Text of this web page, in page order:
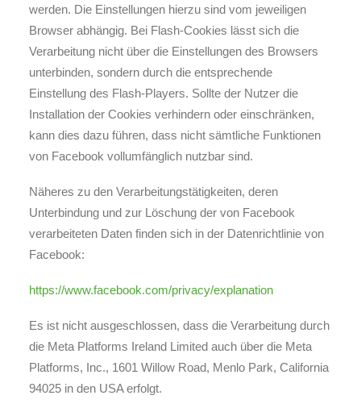
werden. Die Einstellungen hierzu sind vom jeweiligen
Browser abhängig. Bei Flash-Cookies lässt sich die
Verarbeitung nicht über die Einstellungen des Browsers
unterbinden, sondern durch die entsprechende
Einstellung des Flash-Players. Sollte der Nutzer die
Installation der Cookies verhindern oder einschränken,
kann dies dazu führen, dass nicht sämtliche Funktionen
von Facebook vollumfänglich nutzbar sind.
Näheres zu den Verarbeitungstätigkeiten, deren
Unterbindung und zur Löschung der von Facebook
verarbeiteten Daten finden sich in der Datenrichtlinie von
Facebook:
https://www.facebook.com/privacy/explanation
Es ist nicht ausgeschlossen, dass die Verarbeitung durch
die Meta Platforms Ireland Limited auch über die Meta
Platforms, Inc., 1601 Willow Road, Menlo Park, California
94025 in den USA erfolgt.